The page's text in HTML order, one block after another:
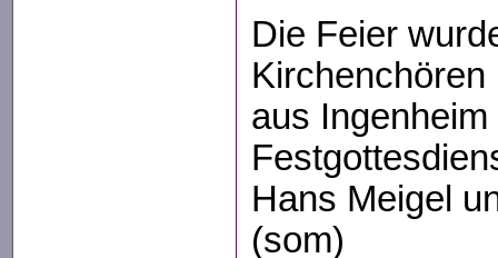
Die Feier
aus
Hans Meigel
(som)